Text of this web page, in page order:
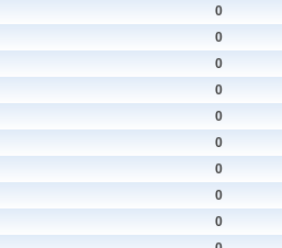
0
0
0
0
0
0
0
0
0